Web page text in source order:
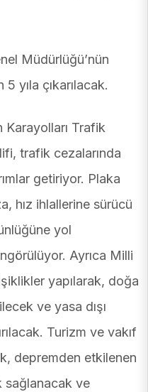
Müdürlüğü’nün
yıla çıkarılacak.
Trafik
trafik cezalarında
getiriyor. Plaka
hız ihlallerine sürücü
yol
Ayrıca Milli
yapılarak, doğa
ve yasa dışı
Turizm ve vakıf
depremden etkilenen
sağlanacak ve